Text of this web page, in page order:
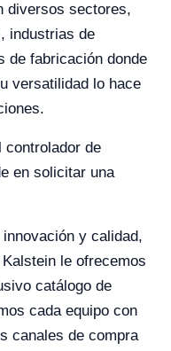
diversos sectores,
industrias de
de fabricación donde
versatilidad lo hace
controlador de
en solicitar una
y calidad,
le ofrecemos
catálogo de
cada equipo con
canales de compra